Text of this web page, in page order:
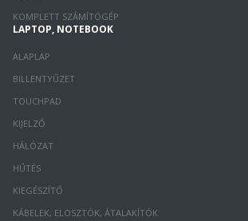
KOMPLETT SZÁMÍTÓGÉP
LAPTOP, NOTEBOOK
ALAPLAP
BILLENTYŰZET
TOUCHPAD
KIJELZŐ
HÁLÓZAT
HŰTÉS
KIEGÉSZÍTŐ
KÁBELEK, ELOSZTÓK, ÁTALAKÍTÓK